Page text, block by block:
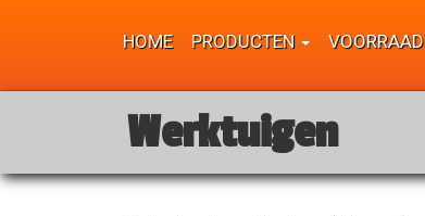
HOME PRODUCTEN VOORRAAD
Werktuigen